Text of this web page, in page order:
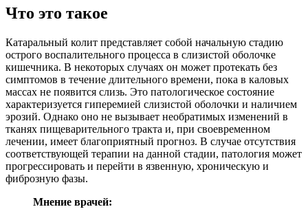
Что это такое
Катаральный колит представляет собой начальную стадию
острого воспалительного процесса в слизистой оболочке
кишечника. В некоторых случаях он может протекать без
симптомов в течение длительного времени, пока в каловых
массах не появится слизь. Это патологическое состояние
характеризуется гиперемией слизистой оболочки и наличием
эрозий. Однако оно не вызывает необратимых изменений в
тканях пищеварительного тракта и, при своевременном
лечении, имеет благоприятный прогноз. В случае отсутствия
соответствующей терапии на данной стадии, патология может
прогрессировать и перейти в язвенную, хроническую и
фиброзную фазы.
Мнение врачей: